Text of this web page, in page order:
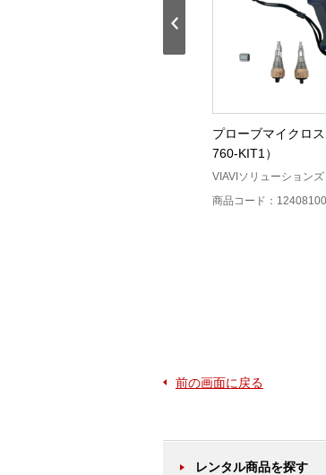
プローブマイクロ
760-KIT1）
VIAVIソリューションズ
商品コード：12408100
前の画面に戻る
レンタル商品を探す